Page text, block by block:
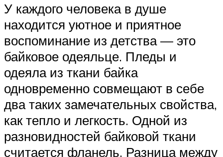
У каждого человека в душе
находится уютное и приятное
воспоминание из детства — это
байковое одеяльце. Пледы и
одеяла из ткани байка
одновременно совмещают в себе
два таких замечательных свойства,
как тепло и легкость. Одной из
разновидностей байковой ткани
считается фланель. Разница между